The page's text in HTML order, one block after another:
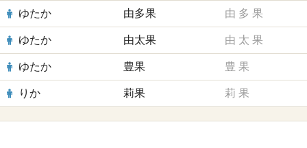
ゆたか 由多果 由 多 果
ゆたか 由太果 由 太 果
ゆたか 豊果 豊 果
りか 莉果 莉 果